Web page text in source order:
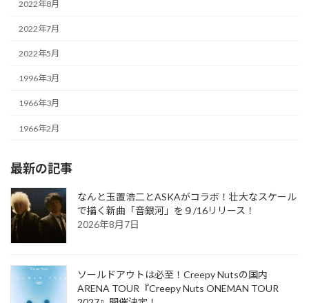
2022年8月
2022年7月
2022年5月
1996年3月
1966年3月
1966年2月
最新の記事
なんと玉置浩二とASKAがコラボ！壮大なスケール
で描く新曲「音銀河」を９/16リリース！
2026年8月7日
ソールドアウトは必至！Creepy Nutsの国内
ARENA TOUR『Creepy Nuts ONEMAN TOUR